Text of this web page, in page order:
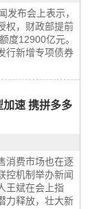
发布会上表示，
权，财政部提前
度12900亿元。
行新增专项债券
加速 携拼多多
消费市场也在逐
控机制举办新闻
王斌在会上指
力释放，壮大新